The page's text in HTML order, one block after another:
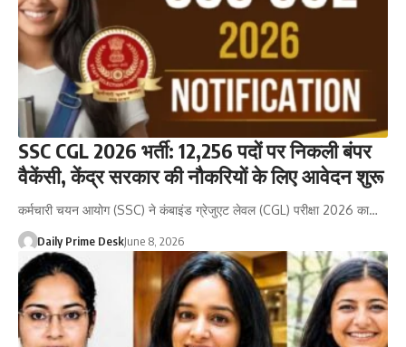
SSC CGL 2026 भर्ती: 12,256 पदों पर निकली बंपर
वैकेंसी, केंद्र सरकार की नौकरियों के लिए आवेदन शुरू
कर्मचारी चयन आयोग (SSC) ने कंबाइंड ग्रेजुएट लेवल (CGL) परीक्षा 2026 का…
Daily Prime DeskJune 8, 2026